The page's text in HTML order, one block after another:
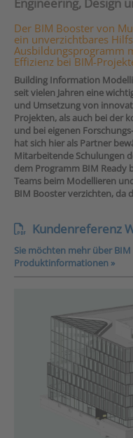
Engineering, Design
Der BIM Booster von
ein unverzichtbares
Ausbildungsprogramm
Effizienz bei BIM-
Building Information
seit vielen Jahren eine
und Umsetzung von
Projekten, als auch bei der
und bei eigenen
hat sich hier als Partner
Mitarbeitende Schulungen
dem Programm BIM Ready
Teams beim Modellieren
BIM Booster verzichten, da
Kundenreferenz
Sie möchten mehr über
Produktinformationen »